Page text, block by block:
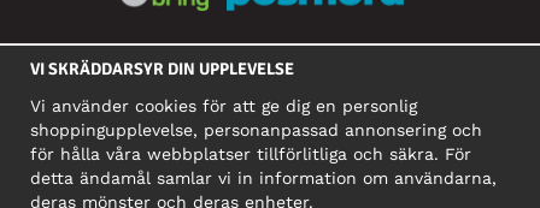
SOCIALA MEDIER
FÖRETAG
Motley Denim Europe OÜ
VI SKRÄDDARSYR DIN UPPLEVELSE
Vi använder cookies för att ge dig en personlig
shoppingupplevelse, personanpassad annonsering och
för hålla våra webbplatser tillförlitliga och säkra. För
detta ändamål samlar vi in information om användarna,
deras mönster och deras enheter.